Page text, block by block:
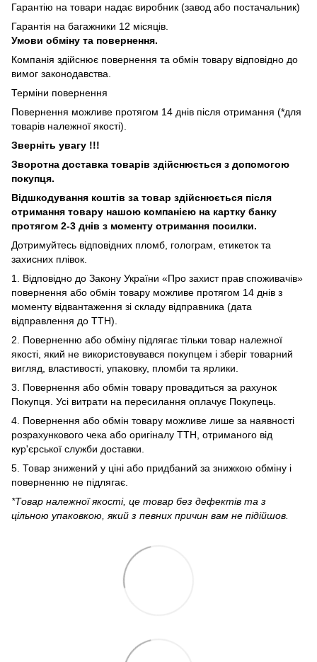
Гарантію на товари надає виробник (завод або постачальник)
Гарантія на багажники 12 місяців.
Умови обміну та повернення.
Компанія здійснює повернення та обмін товару відповідно до
вимог законодавства.
Терміни повернення
Повернення можливе протягом 14 днів після отримання (*для
товарів належної якості).
Зверніть увагу !!!
Зворотна доставка товарів здійснюється з допомогою
покупця.
Відшкодування коштів за товар здійснюється після
отримання товару нашою компанією на картку банку
протягом 2-3 днів з моменту отримання посилки.
Дотримуйтесь відповідних пломб, голограм, етикеток та
захисних плівок.
1. Відповідно до Закону України «Про захист прав споживачів»
повернення або обмін товару можливе протягом 14 днів з
моменту відвантаження зі складу відправника (дата
відправлення до ТТН).
2. Поверненню або обміну підлягає тільки товар належної
якості, який не використовувався покупцем і зберіг товарний
вигляд, властивості, упаковку, пломби та ярлики.
3. Повернення або обмін товару провадиться за рахунок
Покупця. Усі витрати на пересилання оплачує Покупець.
4. Повернення або обмін товару можливе лише за наявності
розрахункового чека або оригіналу ТТН, отриманого від
кур'єрської служби доставки.
5. Товар знижений у ціні або придбаний за знижкою обміну і
поверненню не підлягає.
*Товар належної якості, це товар без дефектів та з
цільною упаковкою, який з певних причин вам не підійшов.